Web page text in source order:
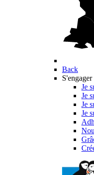
Back
S'engager
Je
Je
Je
Je